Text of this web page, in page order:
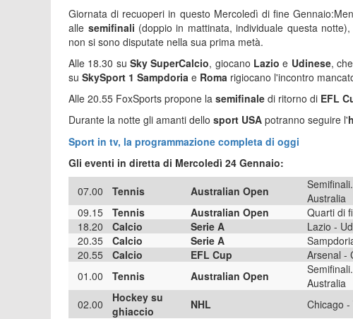
Giornata di recuoperi in questo Mercoledì di fine
alle semifinali (doppio in mattinata, individuale questa
non si sono disputate nella sua prima metà.
Alle 18.30 su Sky SuperCalcio, giocano Lazio e Udinese,
su SkySport 1 Sampdoria e Roma rigiocano l'incontro
Alle 20.55 FoxSports propone la semifinale di ritorno di EFL
Durante la notte gli amanti dello sport USA potranno seguire l'
Sport in tv, la programmazione completa di oggi
Gli eventi in diretta di Mercoledì 24 Gennaio:
07.00
Tennis Australian Open
Australia
09.15
Tennis Australian Open Quarti di
18.20
Calcio Serie A Lazio -
20.35
Calcio Serie A
20.55
Calcio EFL Cup Arsenal -
01.00
Tennis Australian Open
Australia
02.00
Hockey su
ghiaccio
NHL Chicago -